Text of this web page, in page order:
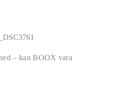
– kan BOOX vara